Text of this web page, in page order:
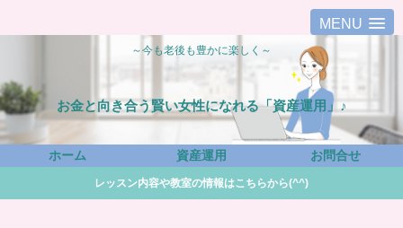
MENU
～今も老後も豊かに楽しく～
お金と向き合う賢い女性になれる「資産運用」♪
ホーム 資産運用 お問合せ
レッスン内容や教室の情報はこちらから(^^)